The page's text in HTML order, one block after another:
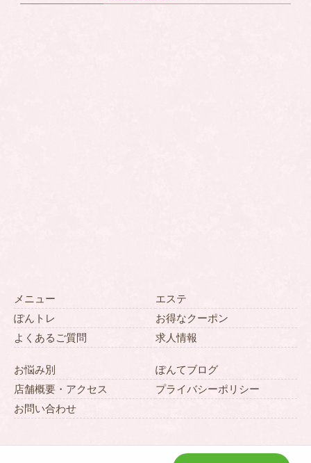
メニュー
エステ
ぽんトレ
お得なクーポン
よくあるご質問
求人情報
お悩み別
ぽんてブログ
店舗概要・アクセス
プライバシーポリシー
お問い合わせ